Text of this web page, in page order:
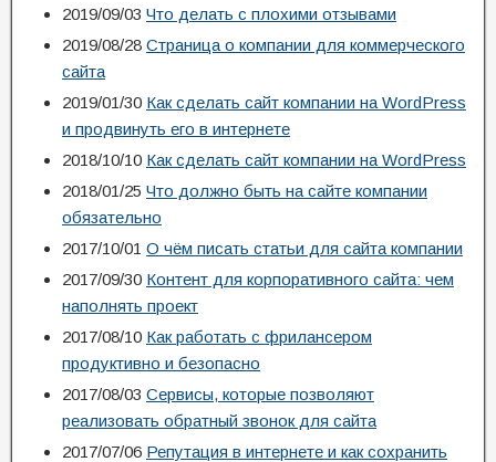
2019/09/03 Что делать с плохими отзывами
2019/08/28 Страница о компании для коммерческого
сайта
2019/01/30 Как сделать сайт компании на WordPress
и продвинуть его в интернете
2018/10/10 Как сделать сайт компании на WordPress
2018/01/25 Что должно быть на сайте компании
обязательно
2017/10/01 О чём писать статьи для сайта компании
2017/09/30 Контент для корпоративного сайта: чем
наполнять проект
2017/08/10 Как работать с фрилансером
продуктивно и безопасно
2017/08/03 Сервисы, которые позволяют
реализовать обратный звонок для сайта
2017/07/06 Репутация в интернете и как сохранить